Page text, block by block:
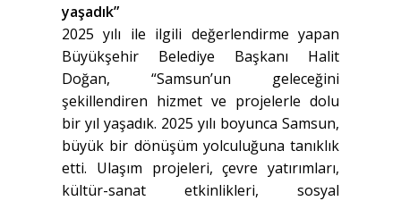
yaşadık”
2025 yılı ile ilgili değerlendirme yapan
Büyükşehir Belediye Başkanı Halit
Doğan, “Samsun’un geleceğini
şekillendiren hizmet ve projelerle dolu
bir yıl yaşadık. 2025 yılı boyunca Samsun,
büyük bir dönüşüm yolculuğuna tanıklık
etti. Ulaşım projeleri, çevre yatırımları,
kültür-sanat etkinlikleri, sosyal